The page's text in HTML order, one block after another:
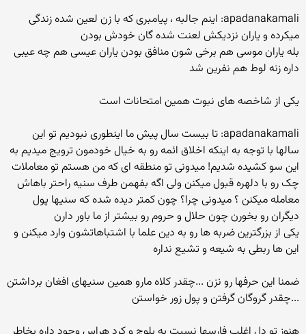
apadanakamali: اینم جالبه ، پیامبری که با زن لعین شده زندگی
میکرده و یاران نزدیکش لعنت شده گان خودش بودن
بله یاران موسی هم برخی شون منافق بودن یاران عیسی هم چه عیبی
داره زنه لوط هم نفرین شد
یکی از شاخصه های نبوت همین امتحانات است
apadanakamali: تا بیست سال پیش ما اینطوری نبودیم تو این
سالها با توجه به اینکه اخلاق ائمه رو به خیال خودمون ترویج میدیم به
این سو کشیده شدیم! میدونی تو منطقه ای که من هستم تو معاملات
چک رو با دلهره قبول میکنن ولی اگه بفهمن طرف سنیه راحتر باهاش
معامله میکنن ؟ میدونی چرا؟ چون کمتر دیده شده که سنیها پول
دیگران رو بخورن چون حلال و حروم رو بیشتر از ما باور دارن
یکی از بزرگترین ضربه ها رو به دین علما با اشتباهاتشون وارد میکنن و
این ها ربطی به شیعه و تشیع نداره
ضمنا این حرفها رو نزن ...چقدر کلاه مارو همین سنیهای افغان برداشتن
...چقدر گروگان گرفتن و پول زور خواستن